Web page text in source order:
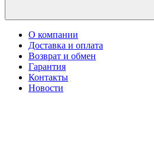
О компании
Доставка и оплата
Возврат и обмен
Гарантия
Контакты
Новости